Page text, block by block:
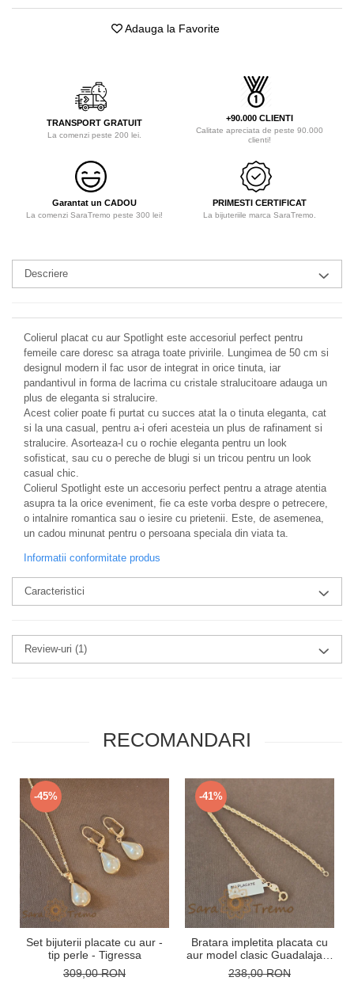
Adauga la Favorite
TRANSPORT GRATUIT
La comenzi peste 200 lei.
+90.000 CLIENTI
Calitate apreciata de peste 90.000
clienti!
Garantat un CADOU
La comenzi SaraTremo peste 300 lei!
PRIMESTI CERTIFICAT
La bijuteriile marca SaraTremo.
Descriere
Colierul placat cu aur Spotlight este accesoriul perfect pentru
femeile care doresc sa atraga toate privirile. Lungimea de 50 cm si
designul modern il fac usor de integrat in orice tinuta, iar
pandantivul in forma de lacrima cu cristale stralucitoare adauga un
plus de eleganta si stralucire.
Acest colier poate fi purtat cu succes atat la o tinuta eleganta, cat
si la una casual, pentru a-i oferi acesteia un plus de rafinament si
stralucire. Asorteaza-l cu o rochie eleganta pentru un look
sofisticat, sau cu o pereche de blugi si un tricou pentru un look
casual chic.
Colierul Spotlight este un accesoriu perfect pentru a atrage atentia
asupra ta la orice eveniment, fie ca este vorba despre o petrecere,
o intalnire romantica sau o iesire cu prietenii. Este, de asemenea,
un cadou minunat pentru o persoana speciala din viata ta.
Informatii conformitate produs
Caracteristici
Review-uri (1)
RECOMANDARI
-45%
Set bijuterii placate cu aur -
tip perle - Tigressa
309,00 RON
-41%
Bratara impletita placata cu
aur model clasic Guadalajara
- 19 cm
238,00 RON